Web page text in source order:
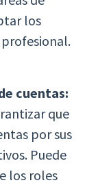
los
cuentas:
que
por sus
Puede
los roles